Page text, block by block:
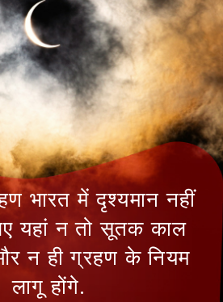
भारत में दृश्यमान नहीं
यहां न तो सूतक काल
और न ही ग्रहण के नियम
लागू होंगे.